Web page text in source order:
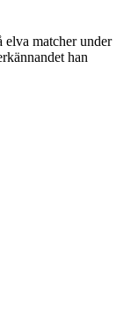
matcher under
han